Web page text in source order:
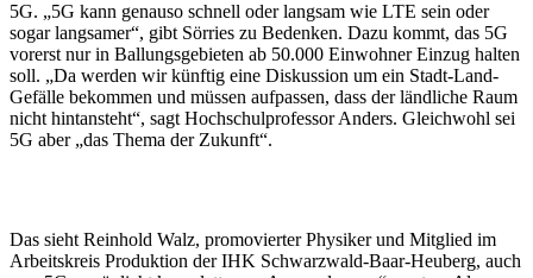
5G. „5G kann genauso schnell oder langsam wie LTE sein oder
sogar langsamer“, gibt Sörries zu Bedenken. Dazu kommt, das 5G
vorerst nur in Ballungsgebieten ab 50.000 Einwohner Einzug halten
soll. „Da werden wir künftig eine Diskussion um ein Stadt-Land-
Gefälle bekommen und müssen aufpassen, dass der ländliche Raum
nicht hintansteht“, sagt Hochschulprofessor Anders. Gleichwohl sei
5G aber „das Thema der Zukunft“.
Das sieht Reinhold Walz, promovierter Physiker und Mitglied im
Arbeitskreis Produktion der IHK Schwarzwald-Baar-Heuberg, auch